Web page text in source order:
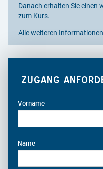
Danach erhalten Sie einen
zum Kurs.
Alle weiteren
ZUGANG
Vorname
Name